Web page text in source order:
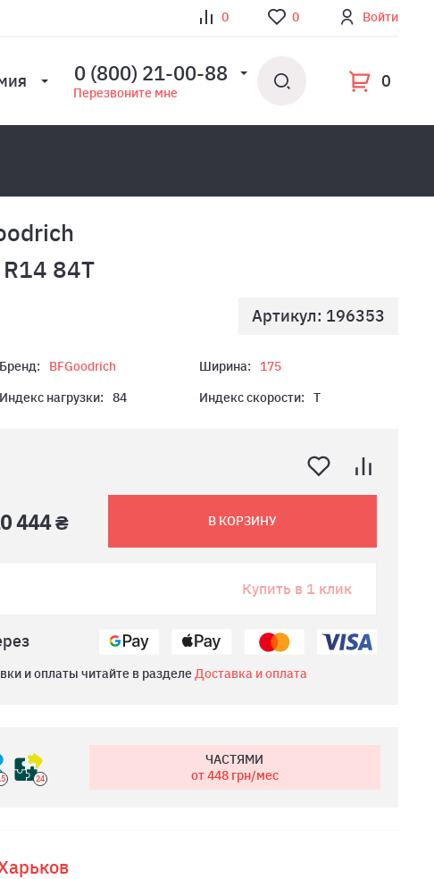
0 0 Войти
0 (800) 21-00-88
Перезвоните мне
0
84T
Артикул: 196353
Бренд: BFGoodrich Ширина:
175
Индекс нагрузки: 84 Индекс скорости: T
444 ₴ В КОРЗИНУ
Купить в 1 клик
и оплаты читайте в разделеДоставка и оплата
24
ЧАСТЯМИ
от 448грн/мес